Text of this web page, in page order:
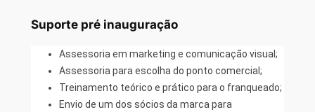
Suporte pré inauguração
Assessoria em marketing e comunicação visual;
Assessoria para escolha do ponto comercial;
Treinamento teórico e prático para o franqueado;
Envio de um dos sócios da marca para